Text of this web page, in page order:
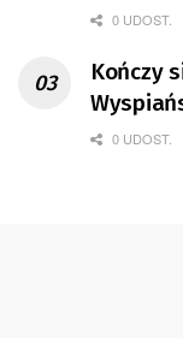
0 UDOST.
Kończy
0 UDOST.